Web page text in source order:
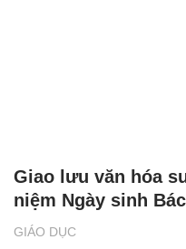
GIÁO DỤC
Giao lưu văn hóa
niệm Ngày sinh